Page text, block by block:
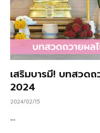
เสริมบารมี! บทสวดถ
2024
2024/02/15
…